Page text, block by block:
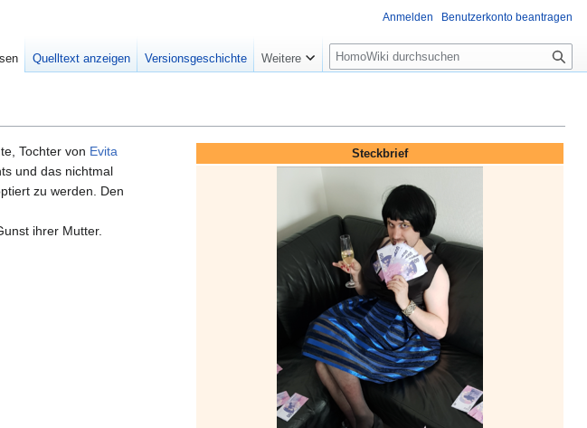
Steckbrief
Tochter von Evita
und das nichtmal
zu werden. Den
ihrer Mutter.
Anmelden Benutzerkonto beantragen
Quelltext anzeigen Versionsgeschichte Weitere
Suche